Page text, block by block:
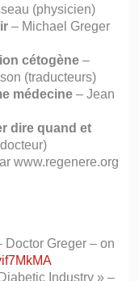
(physicien)
– Michael Greger
cétogène–
(traducteurs)
médecine– Jean
dire quand et
www.regenere.org
Greger – on
Industry » –